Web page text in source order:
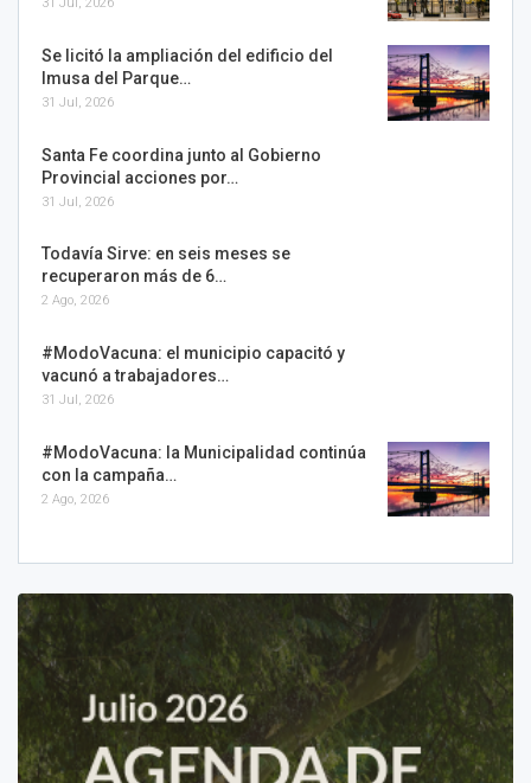
31 Jul, 2026
Se licitó la ampliación del edificio del
Imusa del Parque…
31 Jul, 2026
Santa Fe coordina junto al Gobierno
Provincial acciones por…
31 Jul, 2026
Todavía Sirve: en seis meses se
recuperaron más de 6…
2 Ago, 2026
#ModoVacuna: el municipio capacitó y
vacunó a trabajadores…
31 Jul, 2026
#ModoVacuna: la Municipalidad continúa
con la campaña…
2 Ago, 2026